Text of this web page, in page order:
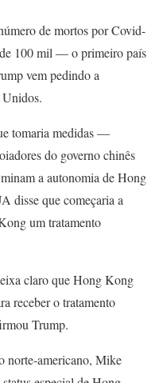
de mortos por Covid-
100 mil — o primeiro país
vem pedindo a
Unidos.
tomaria medidas —
do governo chinês
a autonomia de Hong
disse que começaria a
um tratamento
claro que Hong Kong
receber o tratamento
Trump.
norte-americano, Mike